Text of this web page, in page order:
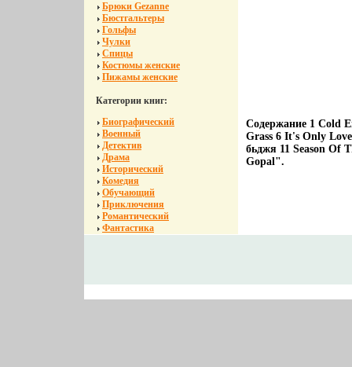
Брюки Gezanne
Бюстгальтеры
Гольфы
Чулки
Спицы
Костюмы женские
Пижамы женские
Категории книг:
Биографический
Военный
Детектив
Драма
Исторический
Комедия
Обучающий
Приключения
Романтический
Фантастика
Содержание 1 Cold
Grass 6 It's Only
бьджя 11 Season Of
Gopal".